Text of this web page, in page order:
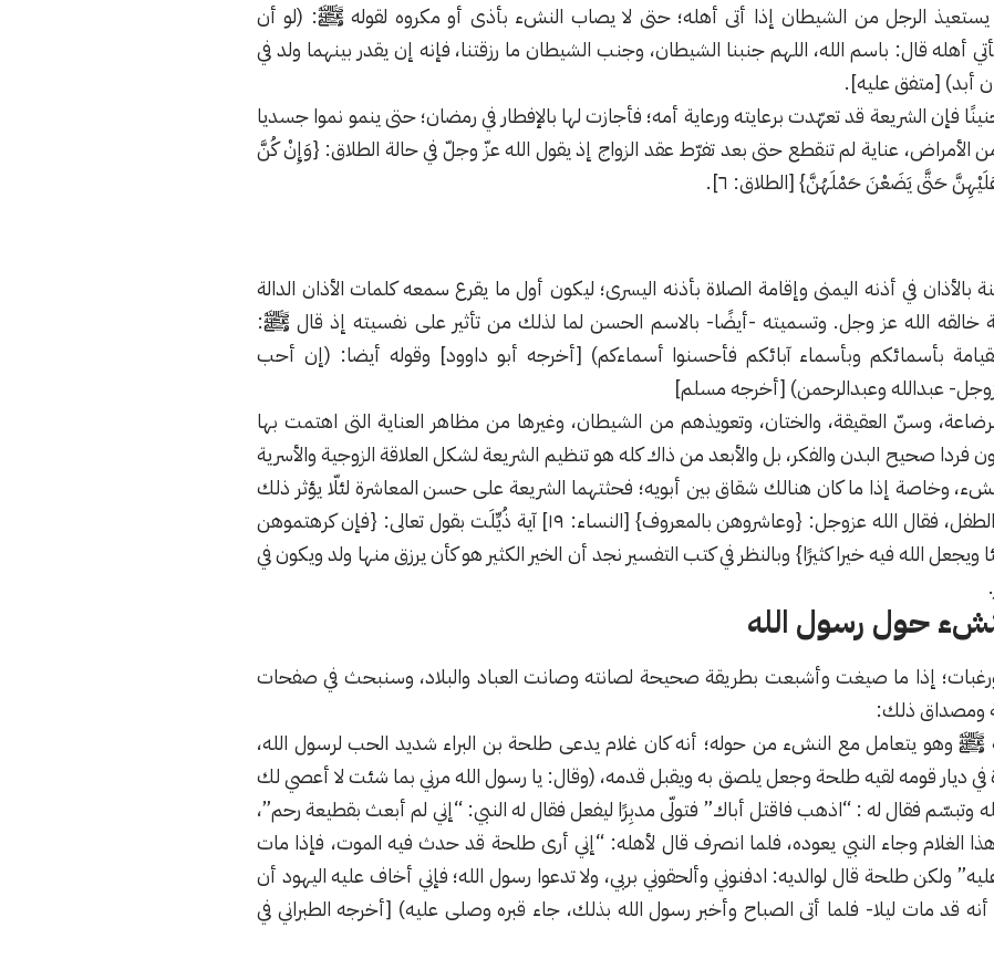
الرجل من الشيطان إذا أتى أهله؛ حتى لا يصاب النشء بأذى أو مكروه لقوله ﷺ: (لو أن
أهله قال: باسم الله، اللهم جنبنا الشيطان، وجنب الشيطان ما رزقتنا، فإنه إن يقدر بينهما ولد في
أبد) [متفق عليه].
فإن الشريعة قد تعهّدت برعايته ورعاية أمه؛ فأجازت لها بالإفطار في رمضان؛ حتى ينمو نموا جسديا
الأمراض، عناية لم تنقطع حتى بعد تفرّط عقد الزواج إذ يقول الله عزّ وجلّ في حالة الطلاق: {وَإِنْ كُنَّ
حَتَّى يَضَعْنَ حَمْلَهُنَّ} [الطلاق: ٦].
بالأذان في أذنه اليمنى وإقامة الصلاة بأذنه اليسرى؛ ليكون أول ما يقرع سمعه كلمات الأذان الدالة
الله عز وجل. وتسميته -أيضًا- بالاسم الحسن لما لذلك من تأثير على نفسيته إذ قال ﷺ:
بأسمائكم وبأسماء آبائكم فأحسنوا أسماءكم) [أخرجه أبو داوود] وقوله أيضا: (إن أحب
عبدالله وعبدالرحمن) [أخرجه مسلم]
وسنّ العقيقة، والختان، وتعويذهم من الشيطان، وغيرها من مظاهر العناية التى اهتمت بها
فردا صحيح البدن والفكر، بل واﻷبعد من ذاك كله هو تنظيم الشريعة لشكل العلاقة الزوجية واﻷسرية
وخاصة إذا ما كان هنالك شقاق بين أبويه؛ فحثتهما الشريعة على حسن المعاشرة لئلّا يؤثر ذلك
على سلوك ونفسية الطفل، فقال الله عزوجل: {وعاشروهن بالمعروف} [النساء: ١٩] آية ذُيِّلَت بقول تعالى: {فإن كرهتموهن
الله فيه خيرا كثيرًا} وبالنظر في كتب التفسير نجد أن الخير الكثير هو كأن يرزق منها ولد ويكون في
حول رسول الله
إذا ما صيغت وأشبعت بطريقة صحيحة لصانته وصانت العباد والبلاد، وسنبحث في صفحات
ومصداق ذلك:
ﷺ وهو يتعامل مع النشء من حوله؛ أنه كان غلام يدعى طلحة بن البراء شديد الحب لرسول الله،
في ديار قومه لقيه طلحة وجعل يلصق به ويقبل قدمه، (وقال: يا رسول الله مرني بما شئت لا أعصي لك
وتبسّم فقال له : “اذهب فاقتل أباك” فتولّى مدبِرًا ليفعل فقال له النبي: “إني لم أبعث بقطيعة رحم”،
الغلام وجاء النبي يعوده، فلما انصرف قال لأهله: “إني أرى طلحة قد حدث فيه الموت، فإذا مات
ولكن طلحة قال لوالديه: ادفنوني وألحقوني بربي، ولا تدعوا رسول الله؛ فإني أخاف عليه اليهود أن
قد مات ليلا- فلما أتى الصباح وأخبر رسول الله بذلك، جاء قبره وصلى عليه) [أخرجه الطبراني في